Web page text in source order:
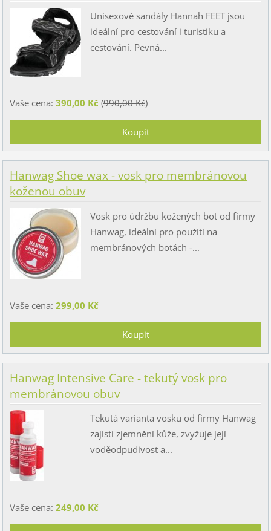
Unisexové sandály Hannah FEET jsou
ideální pro cestování i turistiku a
cestování. Pevná...
Vaše cena: 390,00 Kč(990,00 Kč)
Hanwag Shoe wax - vosk pro membránovou
koženou obuv
Vosk pro údržbu kožených bot od firmy
Hanwag, ideální pro použití na
membránových botách -...
Vaše cena: 299,00 Kč
Hanwag Intensive Care - tekutý vosk pro
membránovou obuv
Tekutá varianta vosku od firmy Hanwag
zajistí zjemnění kůže, zvyžuje její
voděodpudivost a...
Vaše cena: 249,00 Kč